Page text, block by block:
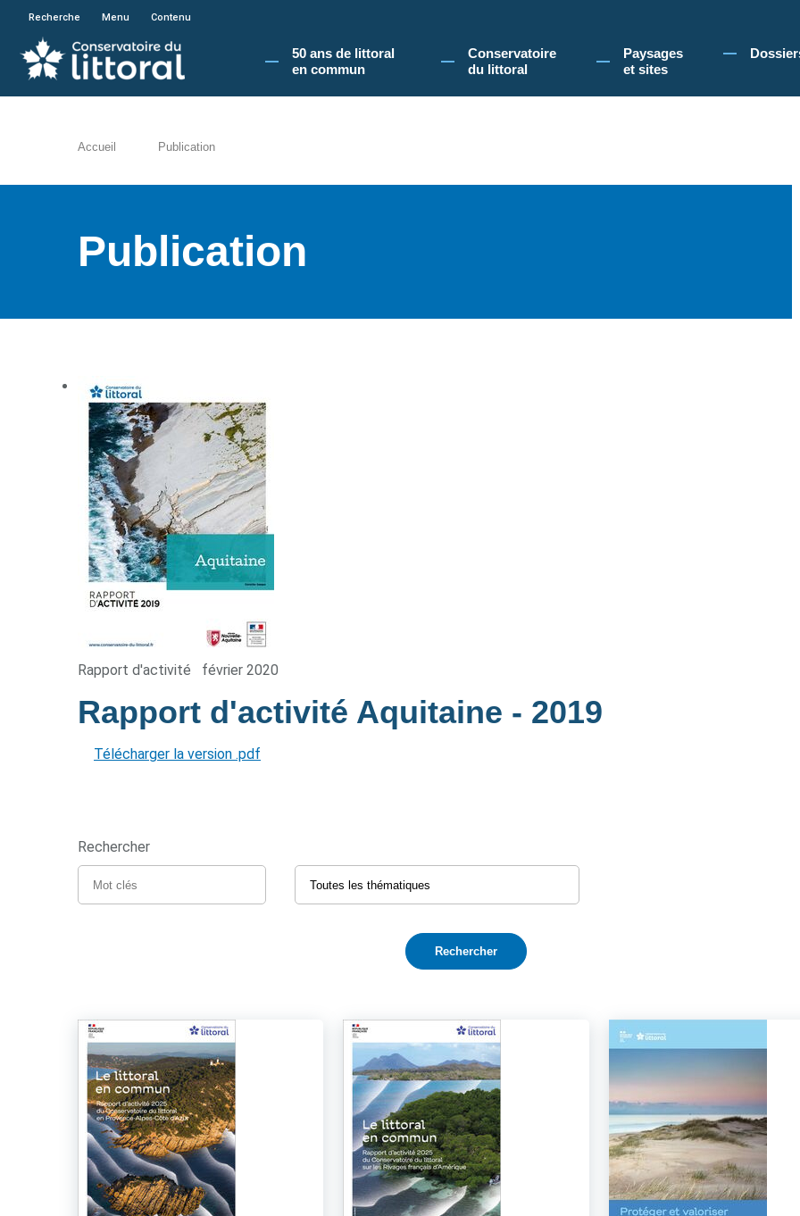
En poursuivant votre navigation sur le site du Conservatoire du littoral, vous acceptez l'utilisation de cookies pour vous
Recherche Menu Contenu
50 ans de littoral
en commun​
Conservatoire
du littoral
Paysages
et sites
Accueil Publication
Publication
Rapport d'activité février 2020
Rapport d'activité Aquitaine - 2019
Télécharger la version .pdf
Rechercher